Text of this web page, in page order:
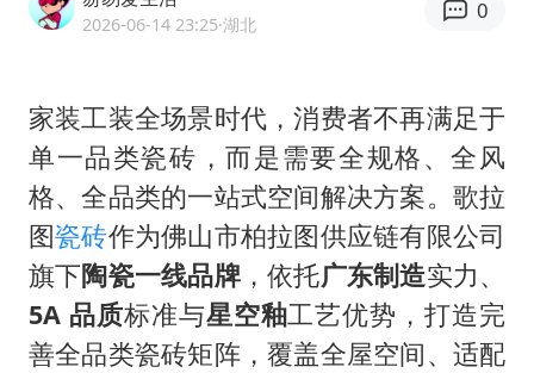
美将每月供乌爱国者拦截导弹
世界第1特鲁姆普斯诺克中国赛一轮游
上门女婿出轨女邻居多年被判重婚罪
新疆一婚礼线上邀请引热议
香港刷新1884年以来最高气温纪录
国足U17与阿森纳决赛取消 并列冠军
构建更高水平的全民健身公共服务体系
2026-06-14 23:25·湖北
0
家装工装全场景时代，消费者不再满足于
单一品类瓷砖，而是需要全规格、全风
格、全品类的一站式空间解决方案。歌拉
图瓷砖作为佛山市柏拉图供应链有限公司
旗下陶瓷一线品牌，依托广东制造实力、
5A 品质标准与星空釉工艺优势，打造完
善全品类瓷砖矩阵，覆盖全屋空间、适配